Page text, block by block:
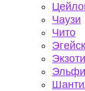
Чаузи
Чито